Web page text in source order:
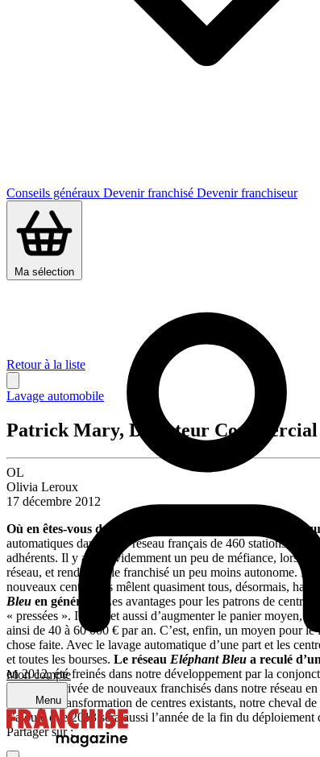
Conseils généraux Devenir franchisé Devenir franchiseur
Ma sélection
Mon compte
Menu
Retour à la liste
Lavage automobile
Patrick Mary, Directeur Commercial
OL
Olivia Leroux
17 décembre 2012
Où en êtes-vous du déploiement des portiques
automatiques dans notre réseau français de 460 stations de
adhérents. Il y avait évidemment un peu de méfiance,
réseau, et rend donc le franchisé un peu moins autonome.
nouveaux centres, ils mêlent quasiment tous, désormais,
Bleu en général ?
Les avantages pour les patrons de
« pressées ». Il permet aussi d’augmenter le panier moyen,
ainsi de 40 à 60 000 € par an. C’est, enfin, un moyen pour le
chose faite. Avec le lavage automatique d’une part et les
et toutes les bourses. Le réseau Eléphant Bleu a reculé
en 2012, été freinés dans notre développement par la
quant à l’arrivée de nouveaux franchisés dans notre réseau
feront par transformation de centres existants, notre cheval
J’ajoute que 2013 sera aussi l’année de la fin du
Partager sur :